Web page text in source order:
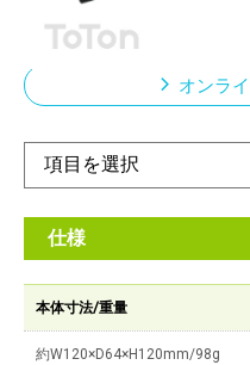
ビジネスから旅行まで、さま
オンラ
仕様
本体寸法/重量
約W120×D64×H120mm/98g